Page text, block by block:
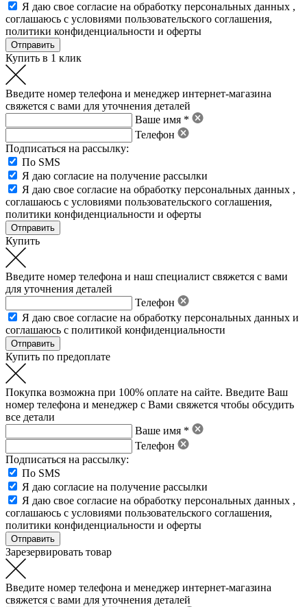
Я даю свое согласие на обработку персональных данных ,
соглашаюсь с условиями пользовательского соглашения,
политики конфиденциальности и оферты
Купить в 1 клик
Введите номер телефона и менеджер интернет-магазина
свяжется с вами для уточнения деталей
Ваше имя *
Телефон
Подписаться на рассылку:
По SMS
Я даю согласие на получение рассылки
Я даю свое согласие на обработку персональных данных ,
соглашаюсь с условиями пользовательского соглашения,
политики конфиденциальности и оферты
Купить
Введите номер телефона и наш специалист свяжется с вами
для уточнения деталей
Телефон
Я даю свое согласие на обработку персональных данных и
соглашаюсь с политикой конфиденциальности
Купить по предоплате
Покупка возможна при 100% оплате на сайте. Введите Ваш
номер телефона и менеджер с Вами свяжется чтобы обсудить
все детали
Ваше имя *
Телефон
Подписаться на рассылку:
По SMS
Я даю согласие на получение рассылки
Я даю свое согласие на обработку персональных данных ,
соглашаюсь с условиями пользовательского соглашения,
политики конфиденциальности и оферты
Зарезервировать товар
Введите номер телефона и менеджер интернет-магазина
свяжется с вами для уточнения деталей